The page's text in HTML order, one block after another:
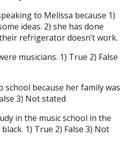
to Melissa because 1)
ideas. 2) she has done
refrigerator doesn’t work.
musicians. 1) True 2) False
school because her family was
3) Not stated
in the music school in the
1) True 2) False 3) Not